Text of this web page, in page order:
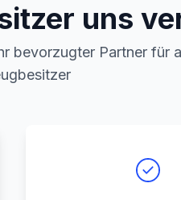
uns
bevorzugter Partner für